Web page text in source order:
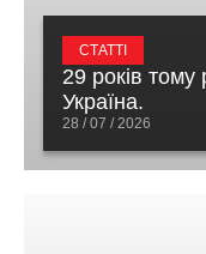
СТАТТІ
29 років тому
Україна.
28 / 07 / 2026